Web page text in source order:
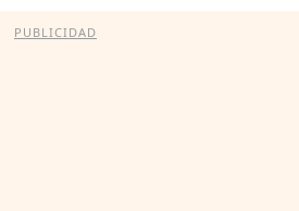
PUBLICIDAD